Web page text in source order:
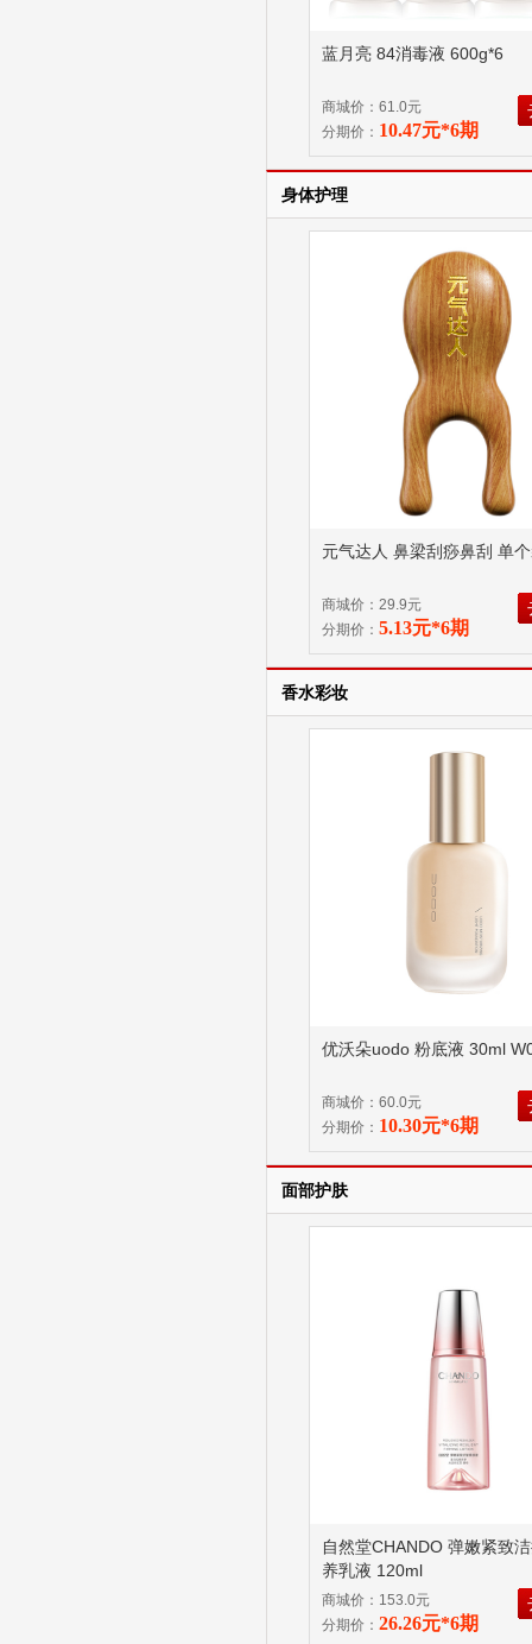
蓝月亮 84消毒液 600g*6
商城价：61.0元
分期价： 10.47元*6期
身体护理
元气达人 鼻梁刮痧鼻刮 单
商城价：29.9元
分期价： 5.13元*6期
香水彩妆
优沃朵uodo 粉底液 30ml
商城价：60.0元
分期价： 10.30元*6期
面部护肤
自然堂CHANDO 弹嫩紧致
养乳液 120ml
商城价：153.0元
分期价： 26.26元*6期